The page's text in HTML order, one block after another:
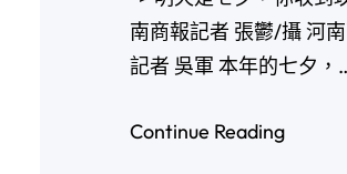
南商報記者 張鬱/攝 河
記者 吳軍 本年的七夕，
Continue Reading